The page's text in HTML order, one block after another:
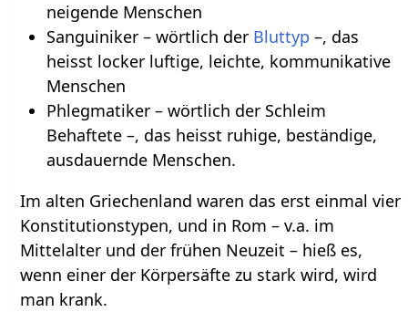
neigende Menschen
Sanguiniker – wörtlich der Bluttyp –, das
heisst locker luftige, leichte, kommunikative
Menschen
Phlegmatiker – wörtlich der Schleim
Behaftete –, das heisst ruhige, beständige,
ausdauernde Menschen.
Im alten Griechenland waren das erst einmal vier
Konstitutionstypen, und in Rom – v.a. im
Mittelalter und der frühen Neuzeit – hieß es,
wenn einer der Körpersäfte zu stark wird, wird
man krank.